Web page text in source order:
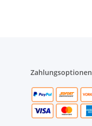
Zahlungsoptionen